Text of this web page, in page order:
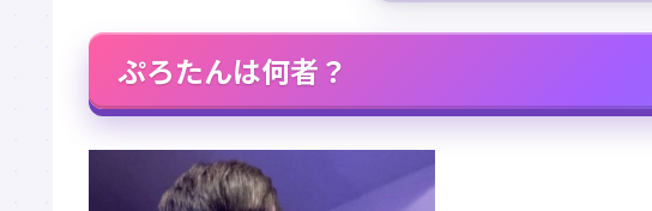
ぷろたんは何者？